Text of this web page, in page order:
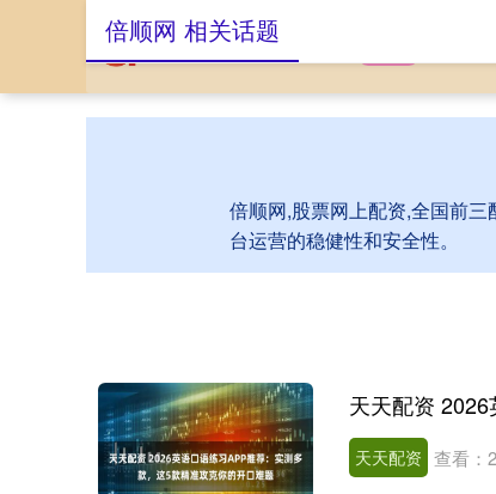
倍顺网,股票网上配资,全国前
台运营的稳健性和安全性。
倍顺网 相关话题
天天配资 查看：